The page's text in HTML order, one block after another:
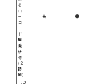
る
ロ
ー
コ
ー
ド
開
発
研
修
(２
時
間)
★ ●
【Ｄ